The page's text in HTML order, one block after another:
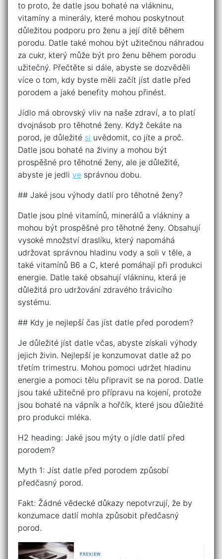
to proto, že datle jsou bohaté na vlákninu,
vitamíny a minerály, které mohou poskytnout
důležitou podporu pro ženu a její dítě během
porodu. Datle také mohou být užitečnou náhradou
za cukr, který může být pro ženu během porodu
užitečný. Přečtěte si dále, abyste se dozvěděli
více o tom, kdy byste měli začít jíst datle před
porodem a jaké benefity mohou přinést.
Jídlo má obrovský vliv na naše zdraví, a to platí
dvojnásob pro těhotné ženy. Když čekáte na
porod, je důležité si uvědomit, co jíte a proč.
Datle jsou bohaté na živiny a mohou být
prospěšné pro těhotné ženy, ale je důležité,
abyste je jedli ve správnou dobu.
## Jaké jsou výhody datlí pro těhotné ženy?
Datle jsou plné vitamínů, minerálů a vlákniny a
mohou být prospěšné pro těhotné ženy. Obsahují
vysoké množství draslíku, který napomáhá
udržovat správnou hladinu vody a soli v těle, a
také vitamínů B6 a C, které pomáhají při produkci
energie. Datle také obsahují vlákninu, která je
důležitá pro udržování zdravého trávicího
systému.
## Kdy je nejlepší čas jíst datle před porodem?
Je důležité jíst datle včas, abyste získali výhody
jejich živin. Nejlepší je konzumovat datle až po
třetím trimestru. Mohou pomoci udržet hladinu
energie a pomoci tělu připravit se na porod. Datle
jsou také užitečné pro přípravu na kojení, protože
jsou bohaté na vápník a hořčík, které jsou důležité
pro produkci mléka.
H2 heading: Jaké jsou mýty o jídle datlí před
porodem?
Myth 1: Jíst datle před porodem způsobí
předčasný porod.
Fakt: Žádné vědecké důkazy nepotvrzují, že by
konzumace datlí mohla způsobit předčasný
porod.